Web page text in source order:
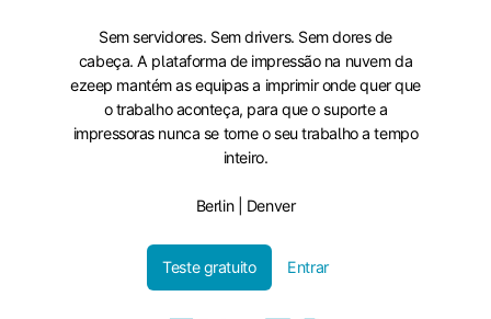
Sem servidores. Sem drivers. Sem dores de
cabeça. A plataforma de impressão na nuvem da
ezeep mantém as equipas a imprimir onde quer que
o trabalho aconteça, para que o suporte a
impressoras nunca se torne o seu trabalho a tempo
inteiro.
Berlin | Denver
Teste gratuito Entrar